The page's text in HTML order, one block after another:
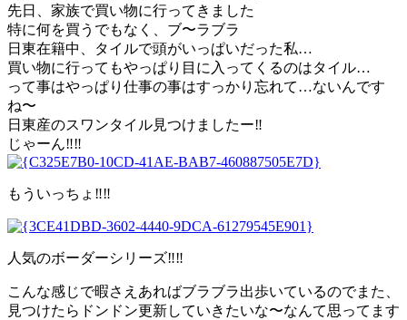
先日、家族で買い物に行ってきました
特に何を買うでもなく、ブ〜ラブラ
日東在籍中、タイルで頭がいっぱいだった私…
買い物に行ってもやっぱり目に入ってくるのはタイル…
って事はやっぱり仕事の事はすっかり忘れて…ないんです
ね〜
日東産のスワンタイル見つけましたー‼︎
じゃーん‼︎‼︎
もういっちょ‼︎‼︎
人気のボーダーシリーズ‼︎‼︎
こんな感じで暇さえあればブラブラ出歩いているのでまた、
見つけたらドンドン更新していきたいな〜なんて思ってます